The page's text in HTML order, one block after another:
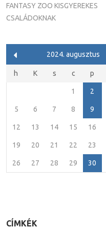
FANTASY ZOO KISGYEREKES
CSALÁDOKNAK
2024. augusztus
h K s c p
1 2
5 6 7 8 9
12 13 14 15 16
19 20 21 22 23
26 27 28 29 30
CÍMKÉK